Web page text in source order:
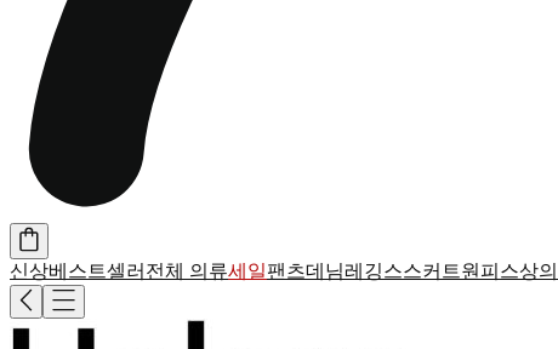
신상베스트셀러전체 의류세일팬츠데님레깅스스커트원피스상의